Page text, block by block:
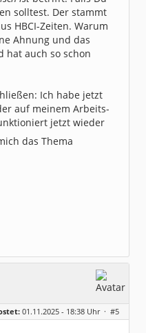
solltest. Der stammt
HBCI-Zeiten. Warum
Ahnung und das
hat auch so schon
Ich habe jetzt
auf meinem Arbeits-
jetzt wieder
das Thema
01.11.2025 - 18:38 Uhr · #5